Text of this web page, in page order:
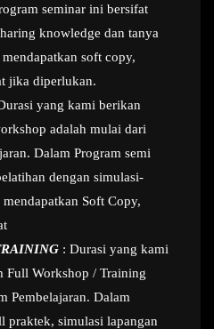
seminar ini bersifat
knowledge dan tanya
soft copy,
jika diperlukan.
yang kami berikan
adalah mulai dari
Dalam Program semi
dengan simulasi-
Soft Copy,
: Durasi yang kami
Full Workshop / Training
Pembelajaran. Dalam
praktek, simulasi lapangan